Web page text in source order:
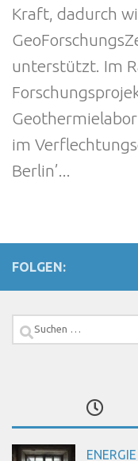
Kraft, dadurch
unterstützt. Im
im
Berlin’...
FOLGEN:
Suchen